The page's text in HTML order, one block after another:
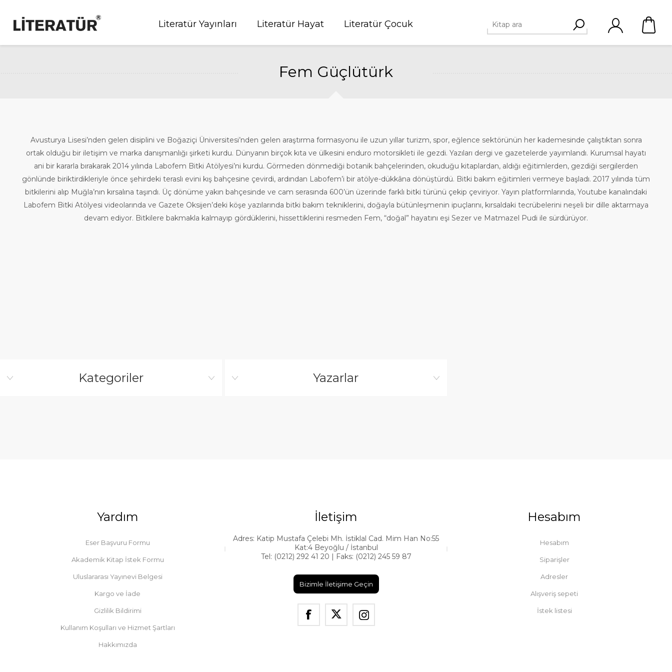
Literatür Yayınları Literatür Hayat Literatür Çocuk
Fem Güçlütürk
Avusturya Lisesi’nden gelen disiplini ve Boğaziçi Üniversitesi’nden gelen araştırma formasyonu ile uzun yıllar turizm, spor, eğlence sektörünün her kademesinde çalıştıktan sonra
ortak olduğu bir iletişim ve marka danışmanlığı şirketi kurdu. Dünyanın birçok kıta ve ülkesini enduro motorsikleti ile gezdi. Yazıları dergi ve gazetelerde yayımlandı. Kurumsal hayatı
ani bir kararla bırakarak 2014 yılında Labofem Bitki Atölyesi’ni kurdu. Görmeden dönmediği botanik bahçelerinden, okuduğu kitaplardan, aldığı eğitimlerden, gezdiği sergilerden
gönlünde biriktirdikleriyle önce şehirdeki teraslı evini kış bahçesine çevirdi, ardından Labofem’i bir atölye-dükkâna dönüştürdü. Bitki bakım eğitimleri vermeye başladı. 2017 yılında tüm
bitkilerini alıp Muğla’nın kırsalına taşındı. Üç dönüme yakın bahçesinde ve cam serasında 600’ün üzerinde farklı bitki türünü çekip çeviriyor. Yayın platformlarında, Youtube kanalındaki
Labofem Bitki Atölyesi videolarında ve Gazete Oksijen’deki köşe yazılarında bitki bakım tekniklerini, doğayla bütünleşmenin ipuçlarını, kırsaldaki tecrübelerini neşeli bir dille aktarmaya
devam ediyor. Bitkilere bakmakla kalmayıp gördüklerini, hissettiklerini resmeden Fem, “doğal” hayatını eşi Sezer ve Matmazel Pudi ile sürdürüyor.
Kategoriler Yazarlar
Yardım
Eser Başvuru Formu
Akademik Kitap İstek Formu
Uluslararası Yayınevi Belgesi
Kargo ve İade
Gizlilik Bildirimi
Kullanım Koşulları ve Hizmet Şartları
Hakkımızda
İletişim
Adres: Katip Mustafa Çelebi Mh. İstiklal Cad. Mim Han No:55
Kat:4 Beyoğlu / İstanbul
Tel: (0212) 292 41 20 | Faks: (0212) 245 59 87
Bizimle İletişime Geçin
Hesabım
Hesabım
Siparişler
Adresler
Alışveriş sepeti
İstek listesi